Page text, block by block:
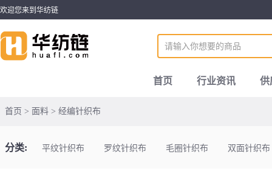
欢迎您来到华纺链
首页 行业资讯 供
首页 > 面料 > 经编针织布
分类: 平纹针织布 罗纹针织布 毛圈针织布 双面针织布